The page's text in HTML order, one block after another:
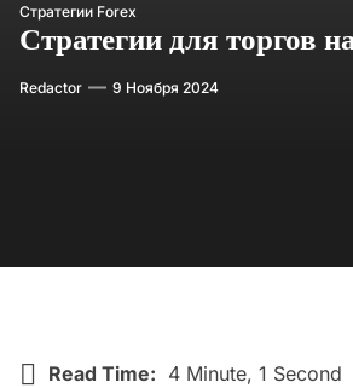
Стратегии Forex
Стратегии для торгов
Redactor 9 Ноября 2024
Read Time: 4 Minute, 1 Second